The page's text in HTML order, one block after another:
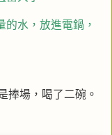
水，放進電鍋，
捧場，喝了二碗。